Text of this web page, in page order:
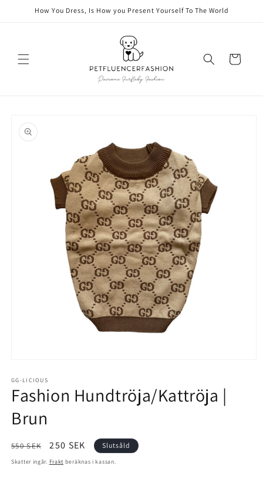
vidareHow You Dress, Is How you Present Yourself To The World
Varukorg
vidare till
1
i
modalfönster
GG-LICIOUS
Fashion Hundtröja/Kattröja |
Brun
Ordinarie
pris
550 SEK Försäljningspris
250 SEK Slutsåld
Skatter ingår. Frakt beräknas i kassan.